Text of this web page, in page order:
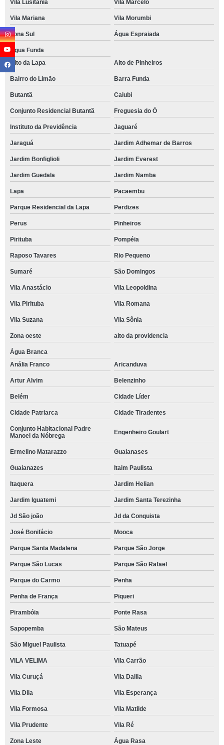
Vila Lusitania Vila Marcelo
Vila Mariana Vila Morumbi
Zona Sul Água Espraiada
Água Funda
Alto da Lapa
Alto de Pinheiros
Bairro do Limão Barra Funda
Butantã Caiubi
Conjunto Residencial Butantã Freguesia do Ó
Instituto da Previdência Jaguaré
Jaraguá Jardim Adhemar de Barros
Jardim Bonfiglioli Jardim Everest
Jardim Guedala Jardim Namba
Lapa Pacaembu
Parque Residencial da Lapa Perdizes
Perus Pinheiros
Pirituba Pompéia
Raposo Tavares Rio Pequeno
Sumaré São Domingos
Vila Anastácio Vila Leopoldina
Vila Pirituba Vila Romana
Vila Suzana Vila Sônia
Zona oeste alto da providencia
Água Branca
Anália Franco
Aricanduva
Artur Alvim Belenzinho
Belém Cidade Líder
Cidade Patriarca Cidade Tiradentes
Conjunto Habitacional Padre
Manoel da Nóbrega
Engenheiro Goulart
Ermelino Matarazzo Guaianases
Guaianazes Itaim Paulista
Itaquera Jardim Helian
Jardim Iguatemi Jardim Santa Terezinha
Jd São joão Jd da Conquista
José Bonifácio Mooca
Parque Santa Madalena Parque São Jorge
Parque São Lucas Parque São Rafael
Parque do Carmo Penha
Penha de França Piqueri
Pirambóia Ponte Rasa
Sapopemba São Mateus
São Miguel Paulista Tatuapé
VILA VELIMA Vila Carrão
Vila Curuçá Vila Dalila
Vila Dila Vila Esperança
Vila Formosa Vila Matilde
Vila Prudente Vila Ré
Zona Leste
Água Rasa